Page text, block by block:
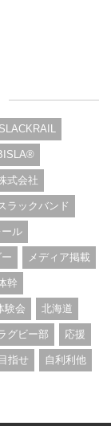
SLACKRAIL
式会社
ラックバンド
ル
メディア掲載
幹
験会 北海道
グビー部 応援
目指せ 自利利他